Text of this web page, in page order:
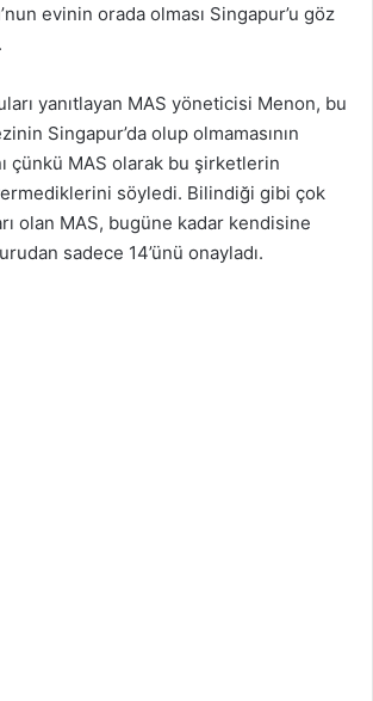
evinin orada olması Singapur’u göz
yanıtlayan MAS yöneticisi Menon, bu
Singapur’da olup olmamasının
çünkü MAS olarak bu şirketlerin
söyledi. Bilindiği gibi çok
olan MAS, bugüne kadar kendisine
sadece 14’ünü onayladı.